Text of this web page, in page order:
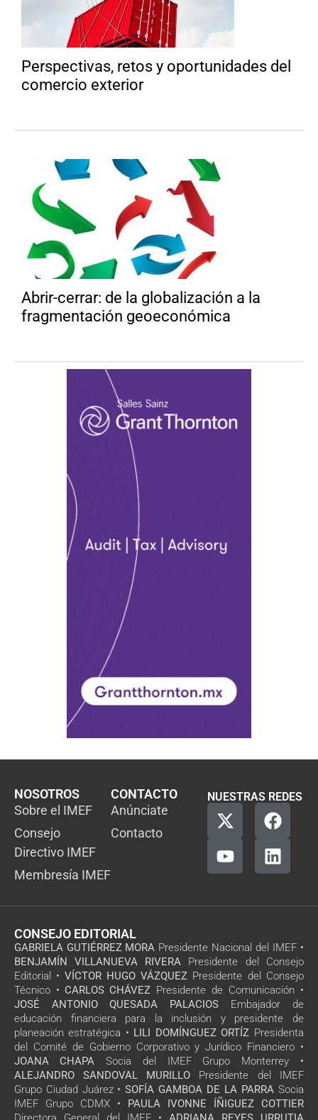
Perspectivas, retos y oportunidades del
comercio exterior
Abrir-cerrar: de la globalización a la
fragmentación geoeconómica
NOSOTROS
Sobre el IMEF
Consejo
Directivo IMEF
Membresía IMEF
CONTACTO
Anúnciate
Contacto
NUESTRAS REDES
CONSEJO EDITORIAL
GABRIELA GUTIÉRREZ MORA Presidente Nacional del IMEF •
BENJAMÍN VILLANUEVA RIVERA Presidente del Consejo
Editorial • VÍCTOR HUGO VÁZQUEZ Presidente del Consejo
Técnico • CARLOS CHÁVEZ Presidente de Comunicación •
JOSÉ ANTONIO QUESADA PALACIOS Embajador de
educación financiera para la inclusión y presidente de
planeación estratégica • LILI DOMÍNGUEZ ORTÍZ Presidenta
del Comité de Gobierno Corporativo y Jurídico Financiero •
JOANA CHAPA Socia del IMEF Grupo Monterrey •
ALEJANDRO SANDOVAL MURILLO Presidente del IMEF
Grupo Ciudad Juárez • SOFÍA GAMBOA DE LA PARRA Socia
IMEF Grupo CDMX • PAULA IVONNE ÍÑIGUEZ COTTIER